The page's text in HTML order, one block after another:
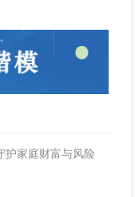
家庭财富与风险